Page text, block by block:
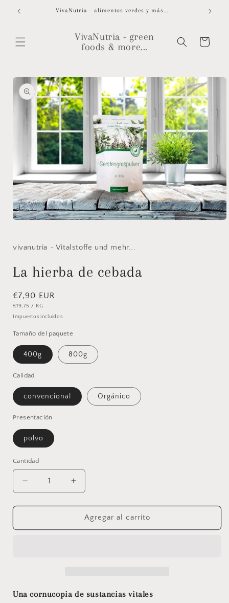
directamenteVivaNutria - alimentos verdes y más...
VivaNutria - green
foods & more...
Carrito
directamente
información
del producto
1
ventana
modal
vivanutria - Vitalstoffe und mehr...
La hierba de cebada
Precio
habitual
€7,90 EUR
PRECIO
€19,75 / POR
KG
Impuestos incluidos.
Tamaño del paquete
400g 800g
Calidad
convencional Orgánico
Presentación
polvo
Cantidad
Reducir
cantidad
para
hierba
Aumentar
cantidad
para
hierba
Agregar al carrito
Una cornucopia de sustancias vitales